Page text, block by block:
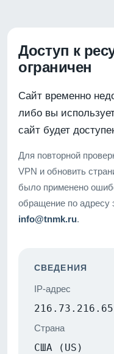
Доступ к
ограничен
Сайт временно
либо вы
сайт будет
Для повторной
VPN и обновить
было применено
обращение по адресу
info@tnmk.ru.
СВЕДЕНИЯ
IP-адрес
216.73.216.65
Страна
США (US)